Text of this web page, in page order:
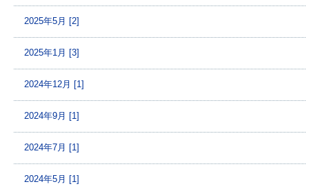
2025年5月 [2]
2025年1月 [3]
2024年12月 [1]
2024年9月 [1]
2024年7月 [1]
2024年5月 [1]